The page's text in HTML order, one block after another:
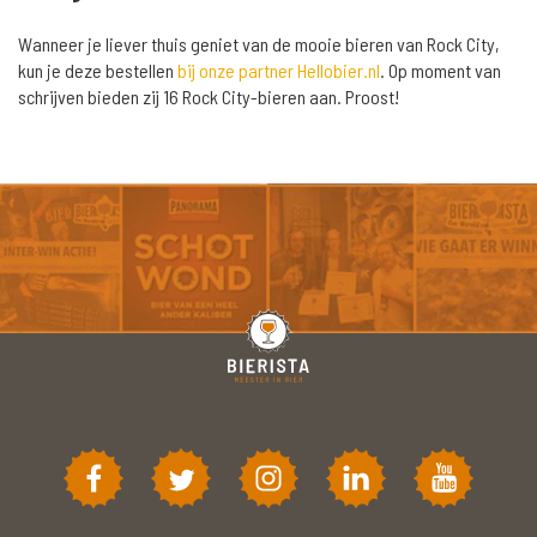
Wanneer je liever thuis geniet van de mooie bieren van Rock City,
kun je deze bestellen bij onze partner Hellobier.nl. Op moment van
schrijven bieden zij 16 Rock City-bieren aan. Proost!